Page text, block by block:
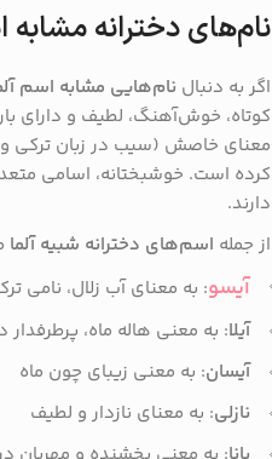
نام‌های دخترانه مشابه
اگر به دنبال نام‌هایی مشابه اسم
کوتاه، خوش‌آهنگ، لطیف و دارای
معنای خاصش (سیب در زبان ترکی و
کرده است. خوشبختانه، اسامی
دارند.
از جمله اسم‌های دخترانه شبیه آلما
آیسو: به معنای آب زلال، نامی
آیلا: به معنی هاله ماه، پرطرفدار
آیسان: به معنی زیبای چون ماه
نازلی: به معنای نازدار و لطیف